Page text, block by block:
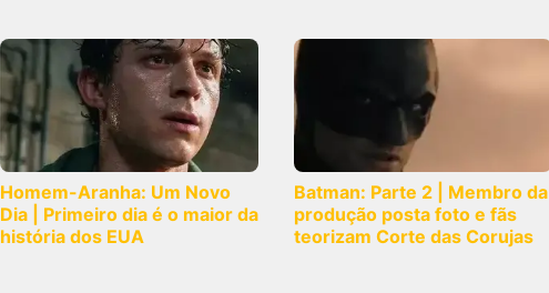
Homem-Aranha: Um Novo
Dia | Primeiro dia é o maior da
história dos EUA
Batman: Parte 2 | Membro da
produção posta foto e fãs
teorizam Corte das Corujas